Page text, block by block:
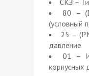
80 –
(условный
25 –
давление
01 –
корпусных